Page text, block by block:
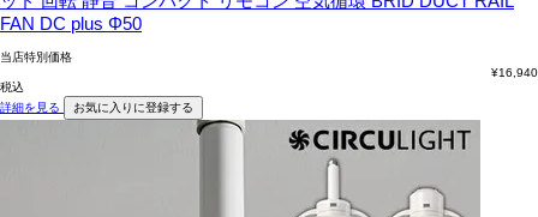
FAN DC plus Φ50
当店特別価格
¥16,940
税込
詳細を見る
お気に入りに登録する